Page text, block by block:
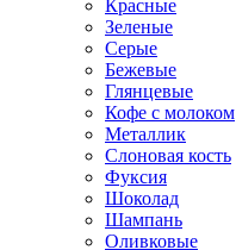
Красные
Зеленые
Серые
Бежевые
Глянцевые
Кофе с молоком
Металлик
Слоновая кость
Фуксия
Шоколад
Шампань
Оливковые